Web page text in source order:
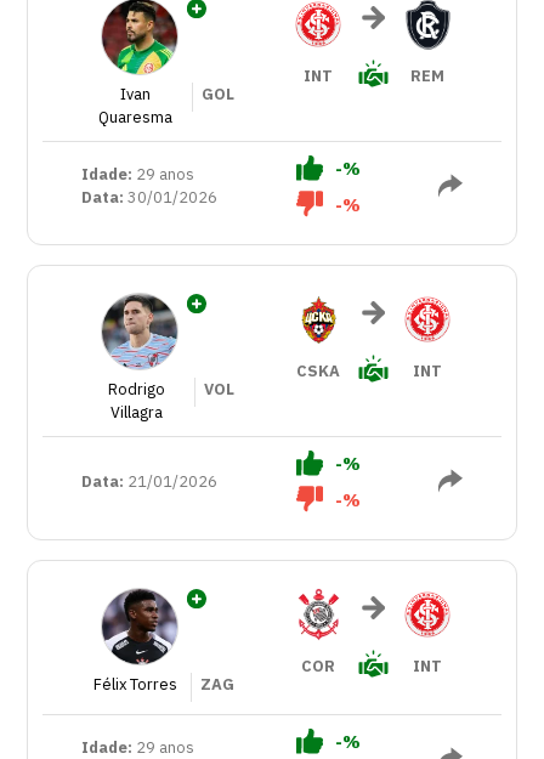
Ivan
Quaresma
GOL
INT REM
Idade: 29 anos
Data: 30/01/2026
-%
-%
Rodrigo
Villagra
VOL
CSKA INT
Data: 21/01/2026
-%
-%
Félix Torres ZAG
COR INT
Idade: 29 anos
-%